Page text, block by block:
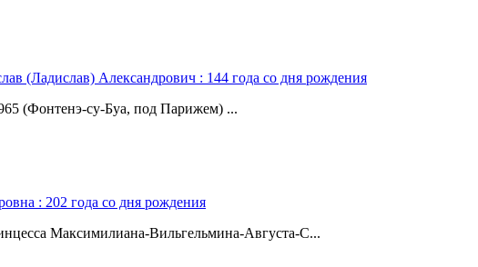
(Ладислав) Александрович : 144 года со дня рождения
(Фонтенэ-су-Буа, под Парижем) ...
: 202 года со дня рождения
Максимилиана-Вильгельмина-Августа-С...